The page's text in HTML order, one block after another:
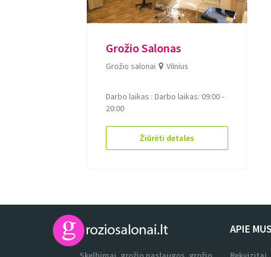
Grožio Salonas
Grožio salonai Vilnius
Darbo laikas :Darbo laikas: 09:00 -
20:00
Žiūrėti detales
APIE MUS